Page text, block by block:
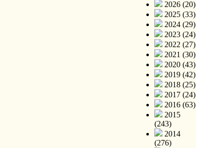
2026 (20)
2025 (33)
2024 (29)
2023 (24)
2022 (27)
2021 (30)
2020 (43)
2019 (42)
2018 (25)
2017 (24)
2016 (63)
2015
(243)
2014
(276)